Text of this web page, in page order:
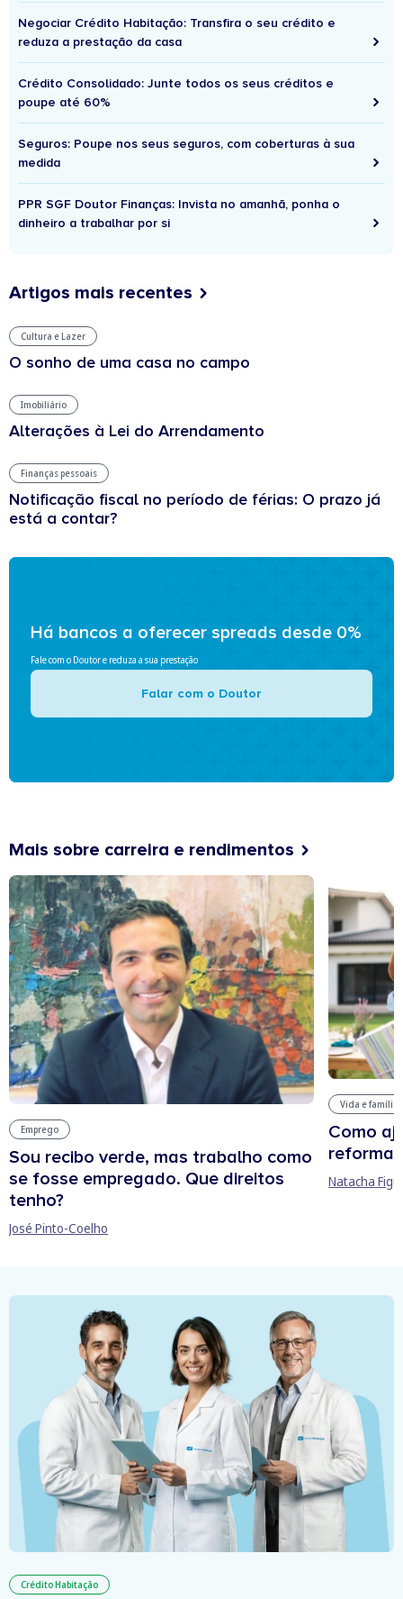
Negociar Crédito Habitação: Transfira o seu crédito e
reduza a prestação da casa
Crédito Consolidado: Junte todos os seus créditos e
poupe até 60%
Seguros: Poupe nos seus seguros, com coberturas à sua
medida
PPR SGF Doutor Finanças: Invista no amanhã, ponha o
dinheiro a trabalhar por si
Artigos mais recentes
Cultura e Lazer
O sonho de uma casa no campo
Imobiliário
Alterações à Lei do Arrendamento
Finanças pessoais
Notificação fiscal no período de férias: O prazo já
está a contar?
Há bancos a oferecer spreads desde 0%
Fale com o Doutor e reduza a sua prestação
Falar com o Doutor
Mais sobre carreira e rendimentos
Emprego
Sou recibo verde, mas trabalho como
se fosse empregado. Que direitos
tenho?
José Pinto-Coelho
Vida e família
Como
reforma
Natacha
Crédito Habitação